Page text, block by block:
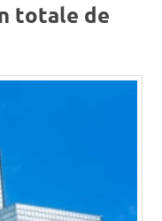
totale de